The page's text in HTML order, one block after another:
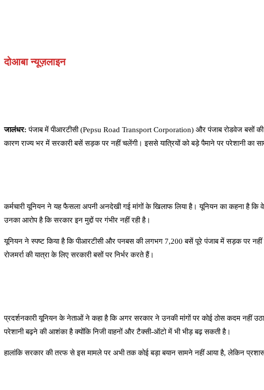
दोआबा न्यूज़लाइन
जालंधर:पंजाब में पीआरटीसी (Pepsu Road Transport Corporation) और पंजाब रोडवेज बसों की
कारण राज्य भर में सरकारी बसें सड़क पर नहीं चलेंगी। इससे यात्रियों को बड़े पैमाने पर परेशानी का
कर्मचारी यूनियन ने यह फैसला अपनी अनदेखी गई मांगों के खिलाफ लिया है। यूनियन का कहना है कि
उनका आरोप है कि सरकार इन मुद्दों पर गंभीर नहीं रही है।
यूनियन ने स्पष्ट किया है कि पीआरटीसी और पनबस की लगभग 7,200 बसें पूरे पंजाब में सड़क पर
रोजमर्रा की यात्रा के लिए सरकारी बसों पर निर्भर करते हैं।
प्रदर्शनकारी यूनियन के नेताओं ने कहा है कि अगर सरकार ने उनकी मांगों पर कोई ठोस कदम नहीं
परेशानी बढ़ने की आशंका है क्योंकि निजी वाहनों और टैक्सी-ऑटो में भी भीड़ बढ़ सकती है।
हालांकि सरकार की तरफ से इस मामले पर अभी तक कोई बड़ा बयान सामने नहीं आया है, लेकिन